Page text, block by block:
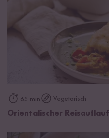
65 min Vegetarisch
Orientalischer Reisauflauf